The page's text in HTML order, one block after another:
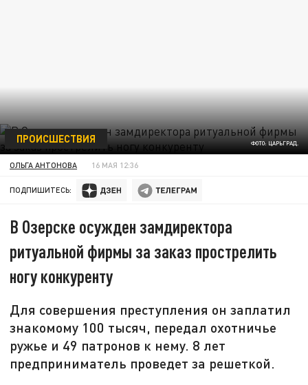
ФОТО: ЦАРЬГРАД.
ПРОИСШЕСТВИЯ
ОЛЬГА АНТОНОВА 16 МАЯ 12:36
ПОДПИШИТЕСЬ:
В Озерске осужден замдиректора
ритуальной фирмы за заказ прострелить
ногу конкуренту
Для совершения преступления он заплатил
знакомому 100 тысяч, передал охотничье
ружье и 49 патронов к нему. 8 лет
предприниматель проведет за решеткой.